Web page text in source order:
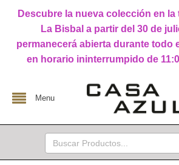
Descubre la nueva colección en la
La Bisbal a partir del 30 de
permanecerá abierta durante todo
en horario ininterrumpido de
Menu
Buscar: